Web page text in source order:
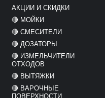
АКЦИИ И СКИДКИ
🔴 МОЙКИ
🔴 СМЕСИТЕЛИ
🔴 ДОЗАТОРЫ
🔴 ИЗМЕЛЬЧИТЕЛИ
ОТХОДОВ
🔴 ВЫТЯЖКИ
🔴 ВАРОЧНЫЕ
ПОВЕРХНОСТИ